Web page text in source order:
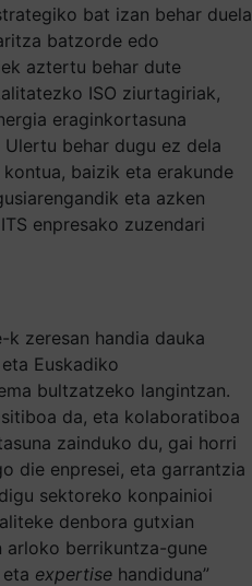
bat izan behar duela
batzorde edo
aztertu behar dute
ISO ziurtagiriak,
eraginkortasuna
behar dugu ez dela
baizik eta erakunde
eta azken
enpresako zuzendari
k zeresan handia dauka
Euskadiko
bultzatzeko langintzan.
da, eta kolaboratiboa
zainduko du, gai horri
die enpresei, eta garrantzia
sektoreko konpainioi
denbora gutxian
arloko berrikuntza-gune
expertise handiduna”